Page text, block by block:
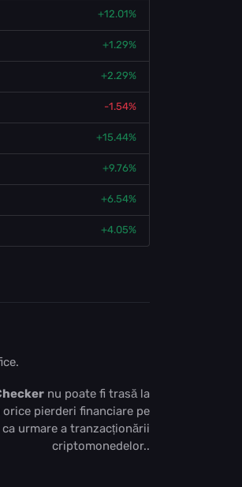
+12.01%
+1.29%
+2.29%
-1.54%
+15.44%
+9.76%
+6.54%
+4.05%
nu poate fi trasă la
pierderi financiare pe
urmare a tranzacționării
criptomonedelor..